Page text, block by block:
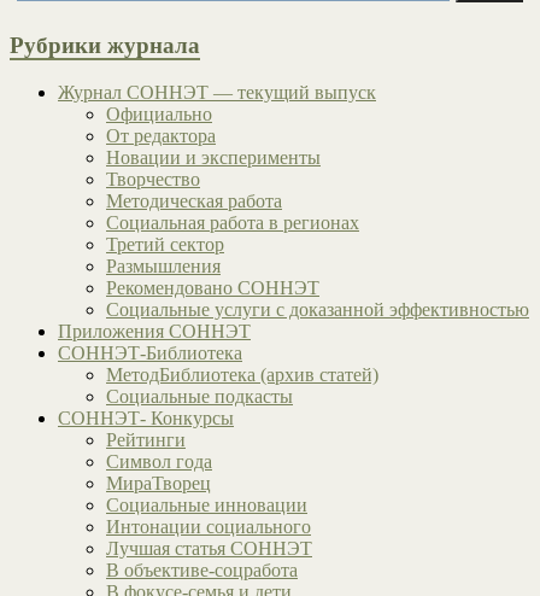
Рубрики журнала
Журнал СОННЭТ — текущий выпуск
Официально
От редактора
Новации и эксперименты
Творчество
Методическая работа
Социальная работа в регионах
Третий сектор
Размышления
Рекомендовано СОННЭТ
Социальные услуги с доказанной эффективностью
Приложения СОННЭТ
СОННЭТ-Библиотека
МетодБиблиотека (архив статей)
Социальные подкасты
СОННЭТ- Конкурсы
Рейтинги
Символ года
МираТворец
Социальные инновации
Интонации социального
Лучшая статья СОННЭТ
В объективе-соцработа
В фокусе-семья и дети